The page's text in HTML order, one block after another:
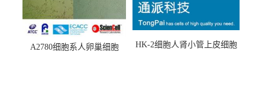
A2780细胞系人卵巢细胞
HK-2细胞人肾小管上皮细胞